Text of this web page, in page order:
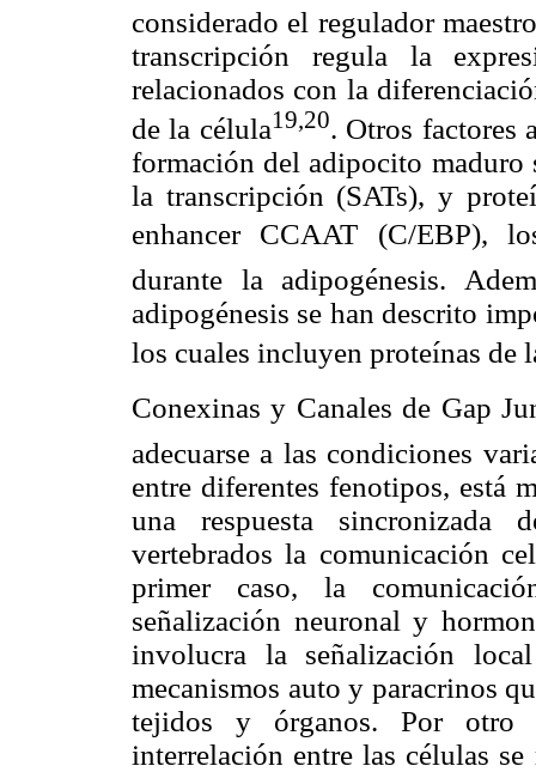
considerado el regulador
transcripción regula la
relacionados con la
de la célula19,20. Otros factores
formación del adipocito maduro
la transcripción (SATs), y
enhancer CCAAT (C/EBP),
durante la adipogénesis.
adipogénesis se han descrito
los cuales incluyen proteínas de
Conexinas y Canales de Gap
adecuarse a las condiciones
entre diferentes fenotipos, está
una respuesta sincronizada
vertebrados la comunicación
primer caso, la
señalización neuronal y
involucra la señalización
mecanismos auto y paracrinos
tejidos y órganos. Por otro
interrelación entre las células